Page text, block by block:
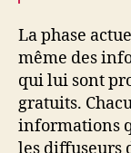
La phase
même des
qui lui sont
gratuits.
informations
les diffuseurs